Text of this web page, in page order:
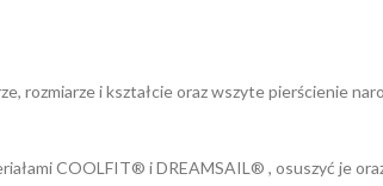
rozmiarze i kształcie oraz wszyte pierścienie
COOLFIT® i DREAMSAIL® , osuszyć je